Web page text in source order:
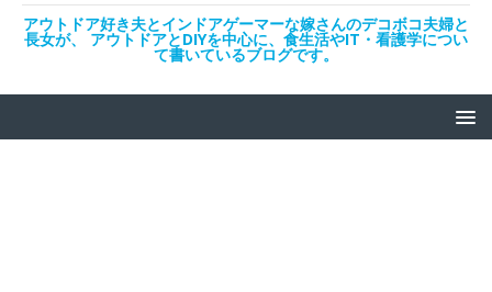
アウトドア好き夫とインドアゲーマーな嫁さんのデコボコ夫婦と
長女が、 アウトドアとDIYを中心に、食生活やIT・看護学につい
て書いているブログです。